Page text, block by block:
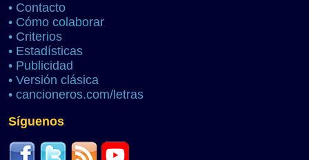
• Contacto
• Cómo colaborar
• Criterios
• Estadísticas
• Publicidad
• Versión clásica
• cancioneros.com/letras
Síguenos